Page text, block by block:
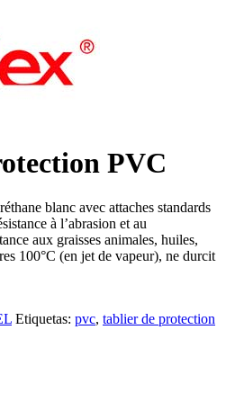
PVC
blanc avec attaches standards
à l’abrasion et au
aux graisses animales, huiles,
100°C (en jet de vapeur), ne durcit
Etiquetas: pvc, tablier de protection